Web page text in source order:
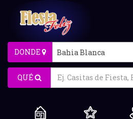
DONDE Bahia Blanca
QUÉ